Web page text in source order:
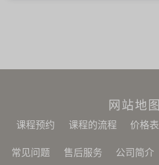
网站地图
课程预约 课程的流程 价格表
常见问题 售后服务 公司简介